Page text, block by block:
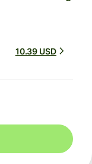
10.39 USD